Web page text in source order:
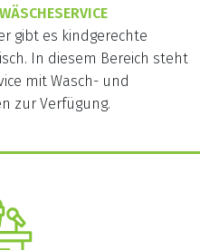
gibt es kindgerechte
In diesem Bereich steht
mit Wasch- und
zur Verfügung.